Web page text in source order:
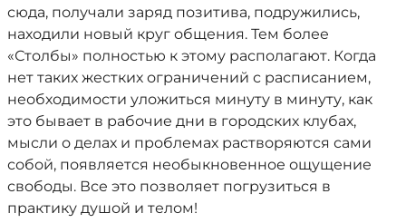
сюда, получали заряд позитива, подружились,
находили новый круг общения. Тем более
«Столбы» полностью к этому располагают. Когда
нет таких жестких ограничений с расписанием,
необходимости уложиться минуту в минуту, как
это бывает в рабочие дни в городских клубах,
мысли о делах и проблемах растворяются сами
собой, появляется необыкновенное ощущение
свободы. Все это позволяет погрузиться в
практику душой и телом!